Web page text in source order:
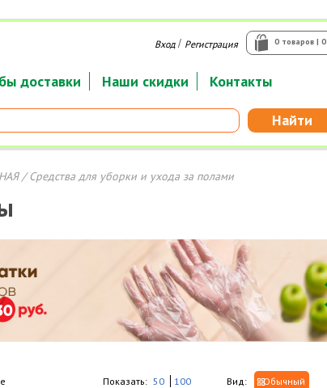
доставки Наши скидки Контакты
Найти
0 товаров | 0
Вход/ Регистрация
/ Средства для уборки и ухода за полами
Показать: 50 100 Вид:
Обычный